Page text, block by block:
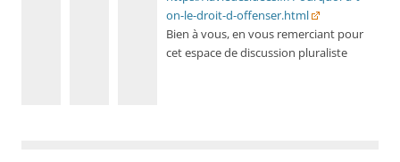
on-le-droit-d-offenser.html
Bien à vous, en vous remerciant pour
cet espace de discussion pluraliste